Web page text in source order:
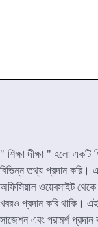
" শিক্ষা দীক্ষা " হলো
বিভিন্ন তথ্য প্রদান করি।
অফিসিয়াল ওয়েবসাইট
খবরও প্রদান করি থাকি।
সাজেশন এবং পরামর্শ প্রদান